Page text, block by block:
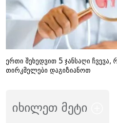
ერთი შეხედვით 5 ჯანსაღი
თირკმელები დაგიზიანოთ
იხილეთ მეტი